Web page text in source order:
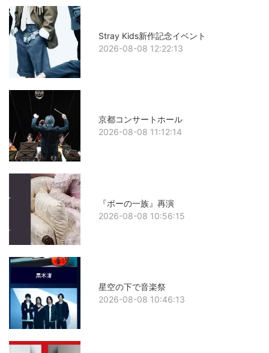
Stray Kids新作記念イベント
2026-08-08 12:22:13
京都コンサートホール
2026-08-08 11:12:14
『ポーの一族』再演
2026-08-08 10:56:15
星空の下で音楽祭
2026-08-08 10:46:13